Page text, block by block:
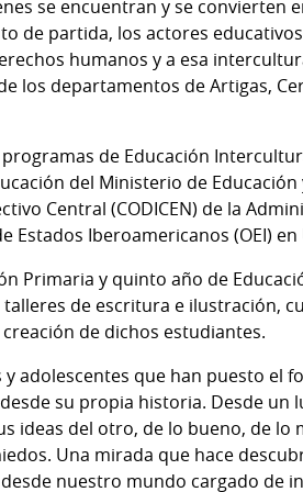
se encuentran y se convierten
de partida, los actores
humanos y a esa
los departamentos de Artigas,
de Educación
del Ministerio de Educación
Central (CODICEN) de la
Estados Iberoamericanos (OEI)
Primaria y quinto año de
de escritura e ilustración,
de dichos estudiantes.
adolescentes que han puesto el
su propia historia. Desde un
ideas del otro, de lo bueno, de lo
Una mirada que hace
nuestro mundo cargado de